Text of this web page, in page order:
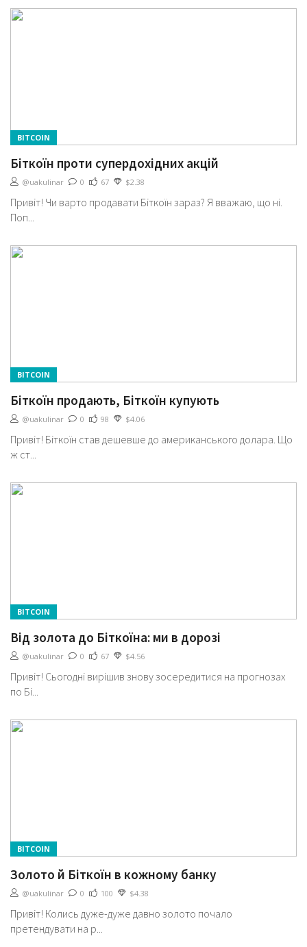
BITCOIN
Біткоїн проти супердохідних акцій
@uakulinar 0 67 $2.38
Привіт! Чи варто продавати Біткоїн зараз? Я вважаю, що ні.
Поп...
BITCOIN
Біткоїн продають, Біткоїн купують
@uakulinar 0 98 $4.06
Привіт! Біткоїн став дешевше до американського долара. Що
ж ст...
BITCOIN
Від золота до Біткоїна: ми в дорозі
@uakulinar 0 67 $4.56
Привіт! Сьогодні вирішив знову зосередитися на прогнозах
по Бі...
BITCOIN
Золото й Біткоїн в кожному банку
@uakulinar 0 100 $4.38
Привіт! Колись дуже-дуже давно золото почало
претендувати на р...